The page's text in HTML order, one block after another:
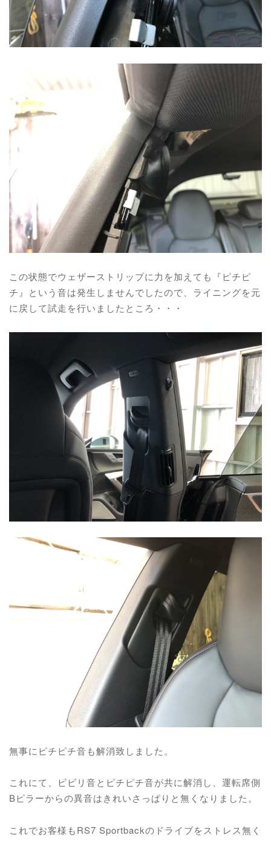
この状態でウェザーストリップに力を加えても『ピチピ
チ』という音は発生しませんでしたので、ライニングを元
に戻して試走を行いましたところ・・・
無事にピチピチ音も解消致しました。
これにて、ビビリ音とピチピチ音が共に解消し、運転席側
Bピラーからの異音はきれいさっぱりと無くなりました。
これでお客様もRS7 Sportbackのドライブをストレス無く